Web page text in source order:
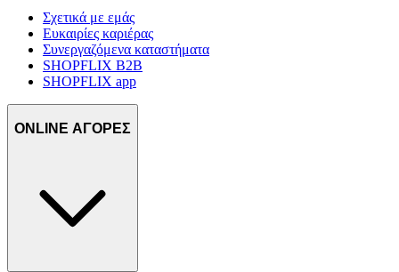
Σχετικά με εμάς
Ευκαιρίες καριέρας
Συνεργαζόμενα καταστήματα
SHOPFLIX B2B
SHOPFLIX app
ONLINE ΑΓΟΡΕΣ